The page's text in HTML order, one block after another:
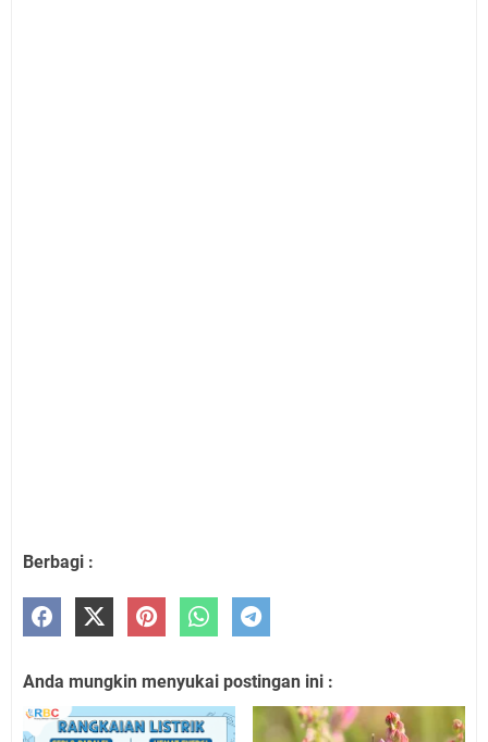
Berbagi :
Anda mungkin menyukai postingan ini :